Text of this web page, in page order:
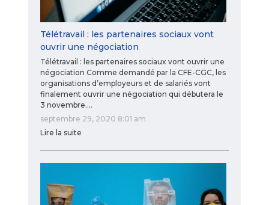
Télétravail : les partenaires sociaux vont
ouvrir une négociation
Télétravail : les partenaires sociaux vont ouvrir une
négociation Comme demandé par la CFE-CGC, les
organisations d’employeurs et de salariés vont
finalement ouvrir une négociation qui débutera le
3 novembre.…
septembre 29, 2020 8:01 am
Lire la suite